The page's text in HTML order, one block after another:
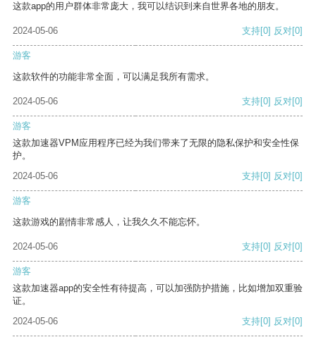
这款app的用户群体非常庞大，我可以结识到来自世界各地的朋友。
2024-05-06 支持[0] 反对[0]
游客
这款软件的功能非常全面，可以满足我所有需求。
2024-05-06 支持[0] 反对[0]
游客
这款加速器VPM应用程序已经为我们带来了无限的隐私保护和安全性保
护。
2024-05-06
支持[0] 反对[0]
游客
这款游戏的剧情非常感人，让我久久不能忘怀。
2024-05-06 支持[0] 反对[0]
游客
这款加速器app的安全性有待提高，可以加强防护措施，比如增加双重验
证。
2024-05-06
支持[0] 反对[0]